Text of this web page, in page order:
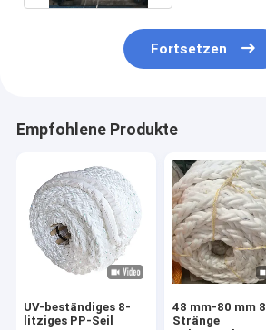
Fortsetzen
Empfohlene Produkte
UV-beständiges 8-
litziges PP-Seil
48 mm-80 mm 8
Stränge